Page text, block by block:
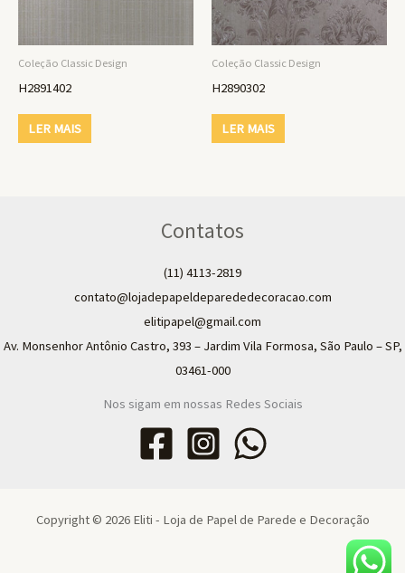
Coleção Classic Design
H2891402
LER MAIS
Coleção Classic Design
H2890302
LER MAIS
Contatos
(11) 4113-2819
contato@lojadepapeldeparededecoracao.com
elitipapel@gmail.com​
Av. Monsenhor Antônio Castro, 393 – Jardim Vila Formosa, São Paulo – SP,
03461-000
Nos sigam em nossas Redes Sociais
Copyright © 2026 Eliti - Loja de Papel de Parede e Decoração